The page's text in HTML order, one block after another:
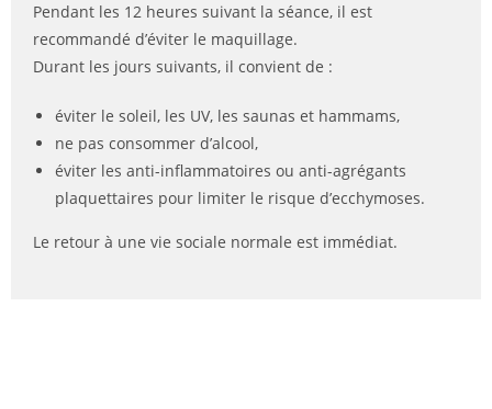
Pendant les 12 heures suivant la séance, il est
recommandé d’éviter le maquillage.
Durant les jours suivants, il convient de :
éviter le soleil, les UV, les saunas et hammams,
ne pas consommer d’alcool,
éviter les anti-inflammatoires ou anti-agrégants
plaquettaires pour limiter le risque d’ecchymoses.
Le retour à une vie sociale normale est immédiat.